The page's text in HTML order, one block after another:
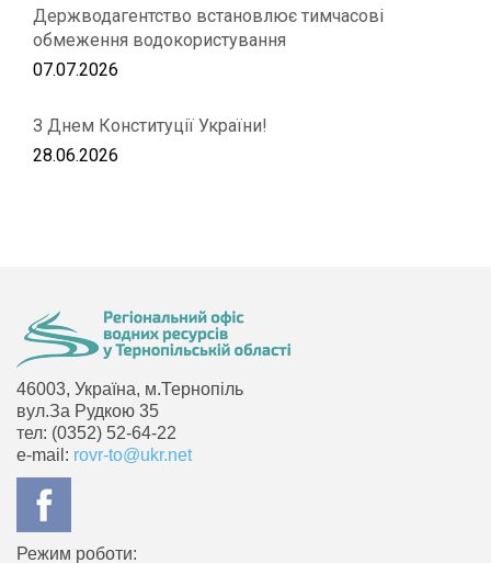
Держводагентство встановлює тимчасові
обмеження водокористування
07.07.2026
З Днем Конституції України!
28.06.2026
46003, Україна, м.Тернопіль
вул.За Рудкою 35
тел: (0352) 52-64-22
e-mail: rovr-to@ukr.net
Режим роботи: